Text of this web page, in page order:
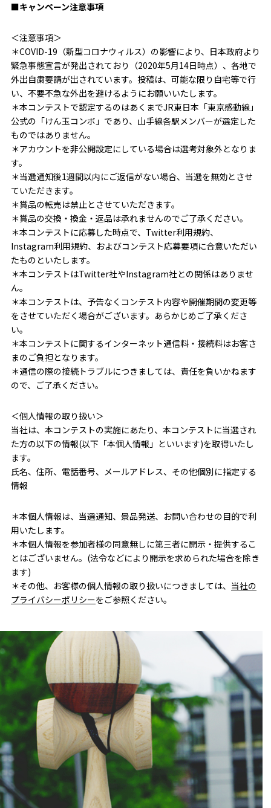
■キャンペーン注意事項
＜注意事項＞
＊COVID-19（新型コロナウィルス）の影響により、日本政府より
緊急事態宣言が発出されており（2020年5月14日時点）、各地で
外出自粛要請が出されています。投稿は、可能な限り自宅等で行
い、不要不急な外出を避けるようにお願いいたします。
＊本コンテストで認定するのはあくまでJR東日本「東京感動線」
公式の「けん玉コンボ」であり、山手線各駅メンバーが選定した
ものではありません。
＊アカウントを非公開設定にしている場合は選考対象外となりま
す。
＊当選通知後1週間以内にご返信がない場合、当選を無効とさせ
ていただきます。
＊賞品の転売は禁止とさせていただきます。
＊賞品の交換・換金・返品は承れませんのでご了承ください。
＊本コンテストに応募した時点で、Twitter利用規約、
Instagram利用規約、およびコンテスト応募要項に合意いただい
たものといたします。
＊本コンテストはTwitter社やInstagram社との関係はありませ
ん。
＊本コンテストは、予告なくコンテスト内容や開催期間の変更等
をさせていただく場合がございます。あらかじめご了承くださ
い。
＊本コンテストに関するインターネット通信料・接続料はお客さ
まのご負担となります。
＊通信の際の接続トラブルにつきましては、責任を負いかねます
ので、ご了承ください。
＜個人情報の取り扱い＞
当社は、本コンテストの実施にあたり、本コンテストに当選され
た方の以下の情報(以下「本個人情報」といいます)を取得いたし
ます。
氏名、住所、電話番号、メールアドレス、その他個別に指定する
情報
＊本個人情報は、当選通知、景品発送、お問い合わせの目的で利
用いたします。
＊本個人情報を参加者様の同意無しに第三者に開示・提供するこ
とはございません。(法令などにより開示を求められた場合を除き
ます)
＊その他、お客様の個人情報の取り扱いにつきましては、 当社の
プライバシーポリシーをご参照ください。